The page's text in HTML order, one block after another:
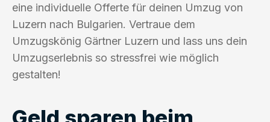
eine individuelle Offerte für deinen Umzug von
Luzern nach Bulgarien. Vertraue dem
Umzugskönig Gärtner Luzern und lass uns dein
Umzugserlebnis so stressfrei wie möglich
gestalten!